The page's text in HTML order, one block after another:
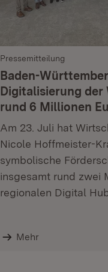
Pressemitteilung
Baden-
Digitalisierung
rund 6 Millionen
Am 23. Juli hat
Nicole Hoffmeister-
symbolische
insgesamt rund zwei
regionalen Digital
Mehr